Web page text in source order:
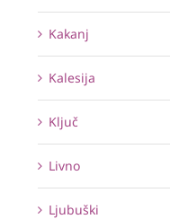
Kakanj
Kalesija
Ključ
Livno
Ljubuški